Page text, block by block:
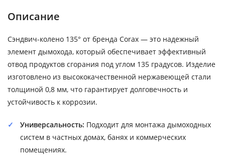
Описание
Сэндвич-колено 135° от бренда Corax — это надежный
элемент дымохода, который обеспечивает эффективный
отвод продуктов сгорания под углом 135 градусов. Изделие
изготовлено из высококачественной нержавеющей стали
толщиной 0,8 мм, что гарантирует долговечность и
устойчивость к коррозии.
Универсальность: Подходит для монтажа дымоходных
систем в частных домах, банях и коммерческих
помещениях.